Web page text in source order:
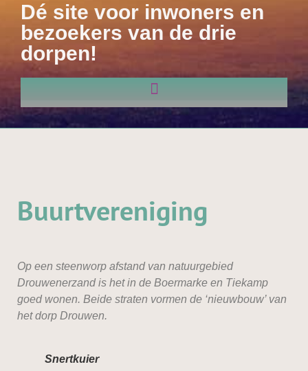
Dé site voor inwoners en
bezoekers van de drie
dorpen!
Buurtvereniging
Op een steenworp afstand van natuurgebied
Drouwenerzand is het in de Boermarke en Tiekamp
goed wonen. Beide straten vormen de ‘nieuwbouw’ van
het dorp Drouwen.
Snertkuier